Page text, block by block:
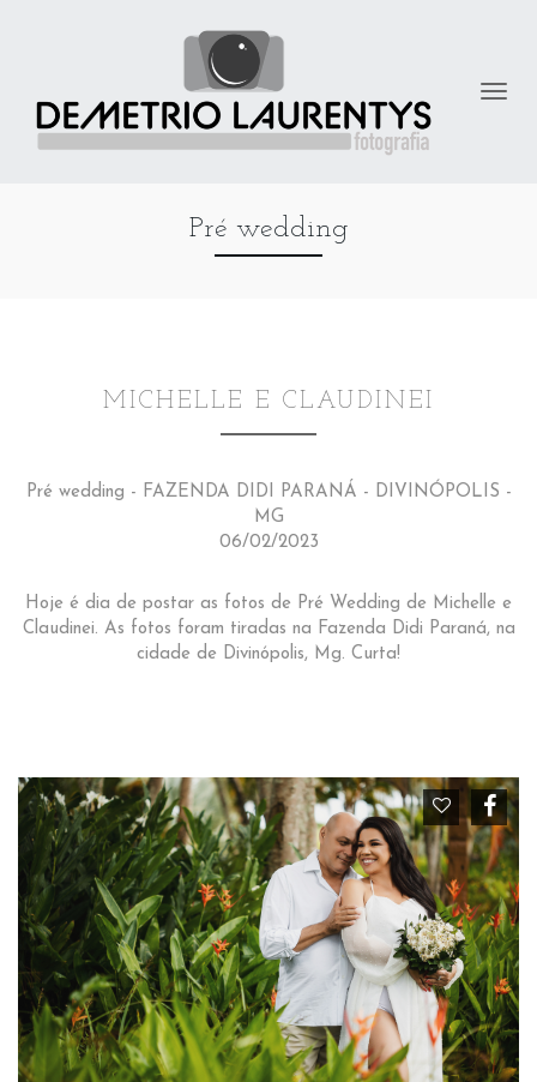
Pré wedding
MICHELLE E CLAUDINEI
Pré wedding - FAZENDA DIDI PARANÁ - DIVINÓPOLIS -
MG
06/02/2023
Hoje é dia de postar as fotos de Pré Wedding de Michelle e
Claudinei. As fotos foram tiradas na Fazenda Didi Paraná, na
cidade de Divinópolis, Mg. Curta!